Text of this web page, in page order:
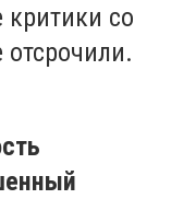
со